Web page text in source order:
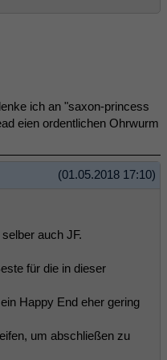
ich an "saxon-princess
eien ordentlichen Ohrwurm
(01.05.2018 17:10)
auch JF.
für die in dieser
Happy End eher gering
um abschließen zu